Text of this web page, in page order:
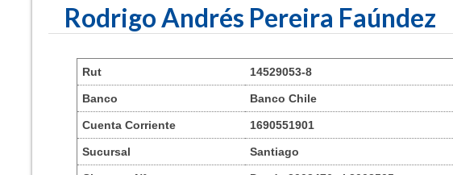
Rodrigo Andrés Pereira Faúndez
Rut 14529053-8
Banco Banco Chile
Cuenta Corriente 1690551901
Sucursal Santiago